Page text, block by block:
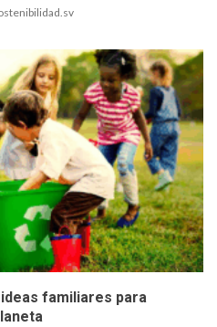
familiares para